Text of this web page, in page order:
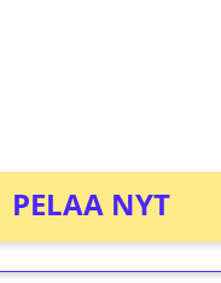
PELAA NYT